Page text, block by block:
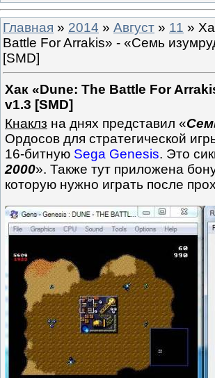
Главная » 2014 » Август » 11 »
Battle For Arrakis» - «Семь
[SMD]
Хак «Dune: The Battle For
v1.3 [SMD]
Кнаклз на днях представил «
Ордосов для стратегической
16-битную Sega Genesis. Это
2000». Также тут приложена
которую нужно играть после